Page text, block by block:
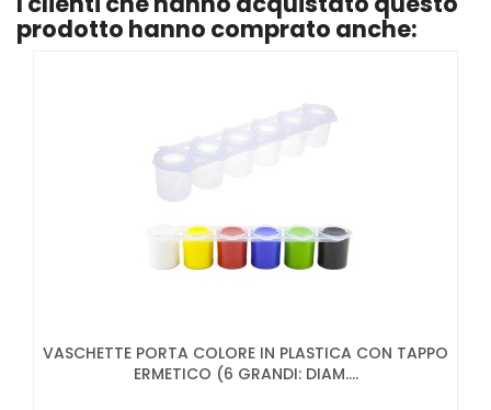
prodotto hanno comprato anche:
VASCHETTE PORTA COLORE IN PLASTICA CON TAPPO
ERMETICO (6 GRANDI: DIAM....